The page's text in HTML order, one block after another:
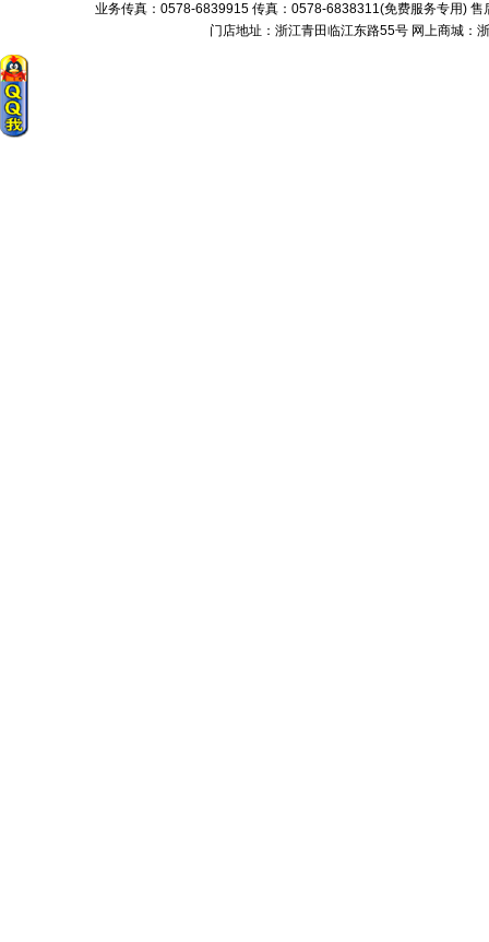
业务传真：0578-6839915 传真：0578-6838311(免费服务专用)
门店地址：浙江青田临江东路55号 网上商城：